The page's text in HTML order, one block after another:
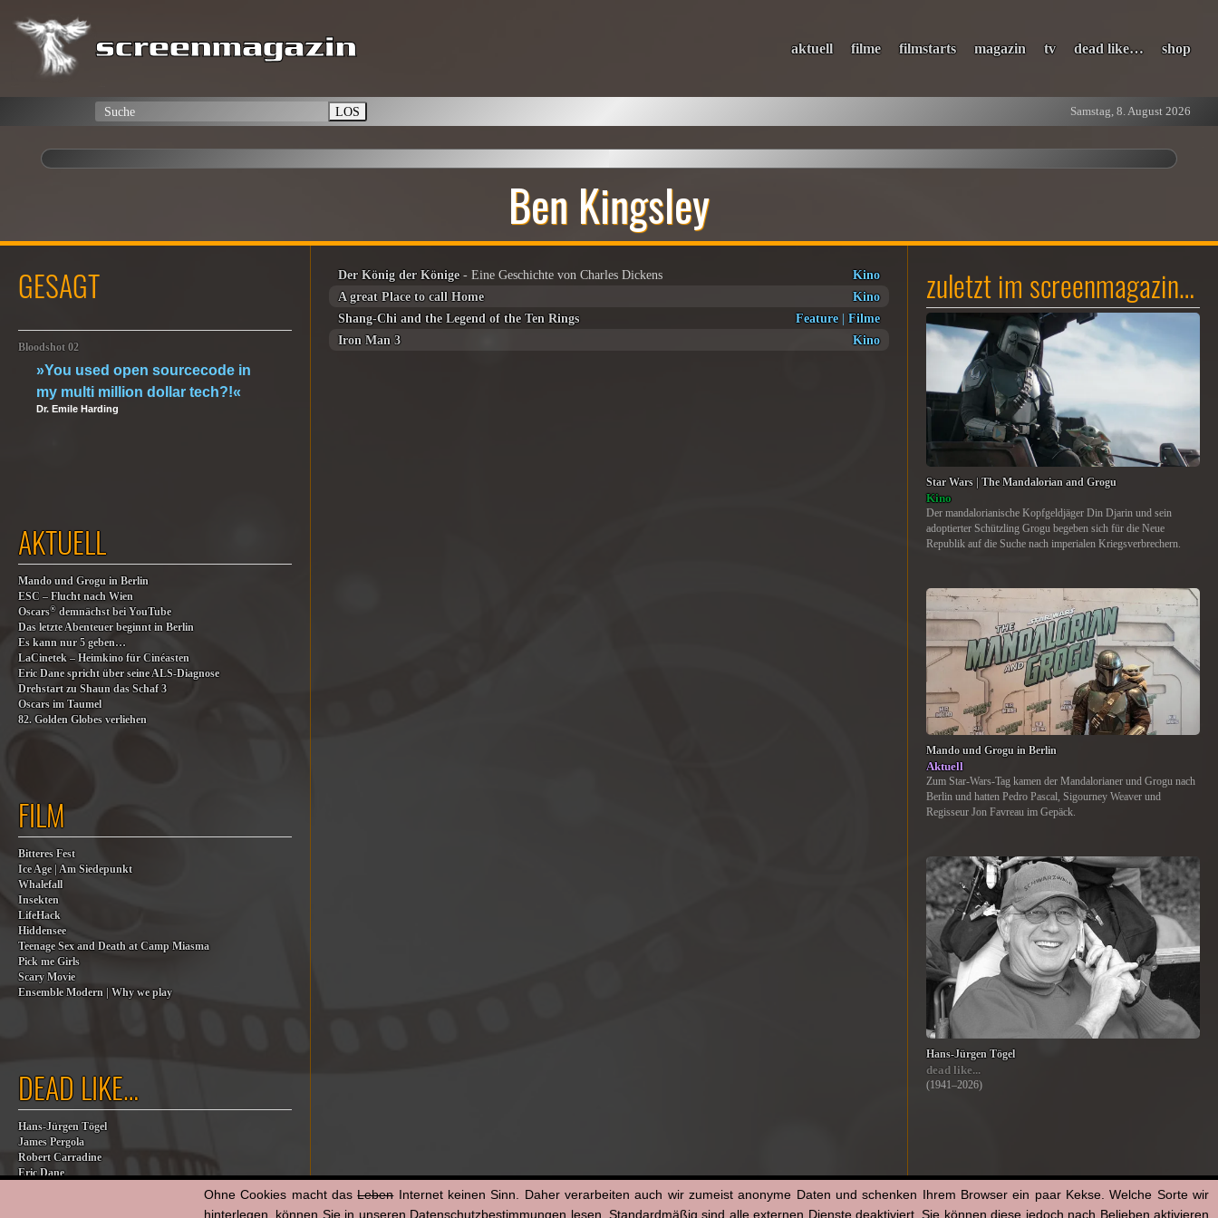
aktuell filme filmstarts magazin tv dead like… shop
LOS Samstag, 8. August 2026
Ben Kingsley
Der König der Könige- Eine Geschichte von Charles Dickens
Kino
A great Place to call Home
Kino
Shang-Chi and the Legend of the Ten Rings
Feature| Filme
Iron Man 3
Kino
GESAGT
Bloodshot 02
»You used open sourcecode in
my multi million dollar tech?!«
Dr. Emile Harding
AKTUELL
Mando und Grogu in Berlin
ESC – Flucht nach Wien
Oscars®demnächst bei YouTube
Das letzte Abenteuer beginnt in Berlin
Es kann nur 5 geben…
LaCinetek – Heimkino für Cinéasten
Eric Dane spricht über seine ALS-Diagnose
Drehstart zu Shaun das Schaf 3
Oscars im Taumel
82. Golden Globes verliehen
FILM
Bitteres Fest
Ice Age | Am Siedepunkt
Whalefall
Insekten
LifeHack
Hiddensee
Teenage Sex and Death at Camp Miasma
Pick me Girls
Scary Movie
Ensemble Modern | Why we play
DEAD LIKE…
Hans-Jürgen Tögel
James Pergola
Robert Carradine
Eric Dane
zuletzt im screenmagazin…
Star Wars | The Mandalorian and Grogu
Kino
Der mandalorianische Kopfgeldjäger Din Djarin und sein
adoptierter Schützling Grogu begeben sich für die Neue
Republik auf die Suche nach imperialen Kriegsverbrechern.
Mando und Grogu in Berlin
Aktuell
Zum Star-Wars-Tag kamen der Mandalorianer und Grogu nach
Berlin und hatten Pedro Pascal, Sigourney Weaver und
Regisseur Jon Favreau im Gepäck.
Hans-Jürgen Tögel
dead like...
(1941–2026)
Ohne Cookies macht dasLebenInternet keinen Sinn. Daher verarbeiten auch wir zumeist anonyme Daten und schenken Ihrem Browser ein paar Kekse. Welche Sorte wir
hinterlegen, können Sie in unseren Datenschutzbestimmungen lesen. Standardmäßig sind alle externen Dienste deaktiviert. Sie können diese jedoch nach Belieben aktivieren